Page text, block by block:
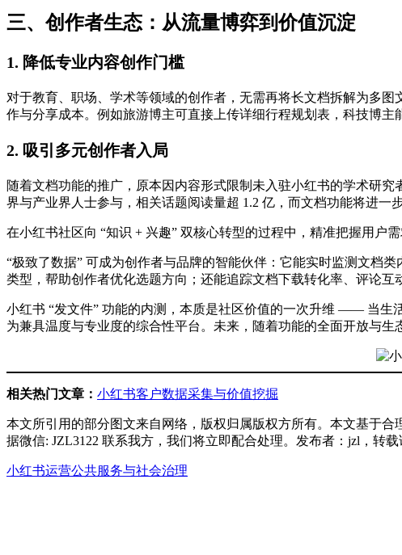
三、创作者生态：从流量博弈到价值沉淀
1. 降低专业内容创作门槛
对于教育、职场、学术等领域的创作者，无需再将长文档拆解为多
作与分享成本。例如旅游博主可直接上传详细行程规划表，科技博主
2. 吸引多元创作者入局
随着文档功能的推广，原本因内容形式限制未入驻小红书的学术研
界与产业界人士参与，相关话题阅读量超 1.2 亿，而文档功能将进一
在小红书社区向 “知识 + 兴趣” 双核心转型的过程中，精准把握用户
“极致了数据” 可成为创作者与品牌的智能伙伴：它能实时监测文档
类型，帮助创作者优化选题方向；还能追踪文档下载转化率、评论
小红书 “发文件” 功能的内测，本质是社区价值的一次升维 —— 当生
为兼具温度与专业度的综合性平台。未来，随着功能的全面开放与生
相关热门文章： 小红书客户数据采集与价值挖掘
本文所引用的部分图文来自网络，版权归属版权方所有。本文基于
据微信: JZL3122 联系我方，我们将立即配合处理。发布者：jzl，转载
小红书运营公共服务与社会治理